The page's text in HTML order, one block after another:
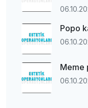
Popo
Meme